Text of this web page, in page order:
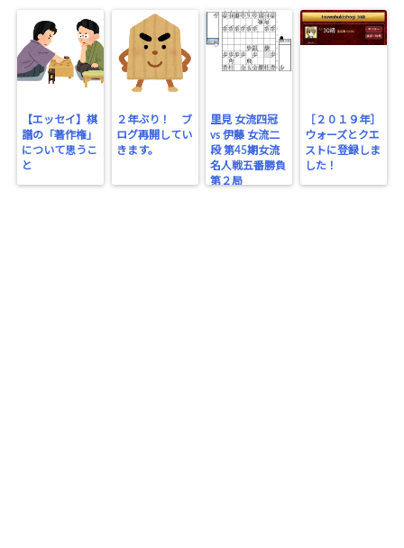
【エッセイ】棋
譜の「著作権」
について思うこ
と
２年ぶり！ ブ
ログ再開してい
きます。
里見 女流四冠
vs 伊藤 女流二
段 第45期女流
名人戦五番勝負
第２局
［２０１９年］
ウォーズとクエ
ストに登録しま
した！